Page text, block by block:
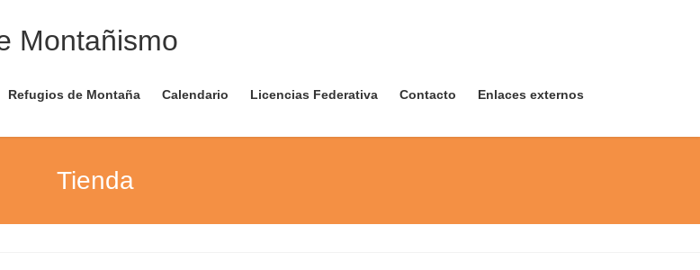
Refugios de Montaña Calendario Licencias Federativa Contacto Enlaces externos
Tienda